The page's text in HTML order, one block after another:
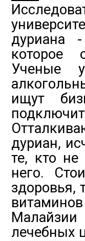
дуриана -
которое
Ученые
ищут
дуриан,
те, кто
него.
здоровья,
Малайзии
лечебных